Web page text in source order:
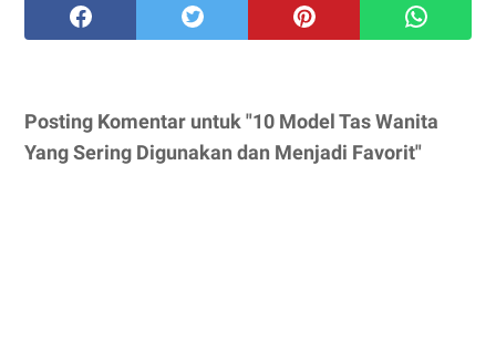
Posting Komentar untuk "10 Model Tas Wanita
Yang Sering Digunakan dan Menjadi Favorit"